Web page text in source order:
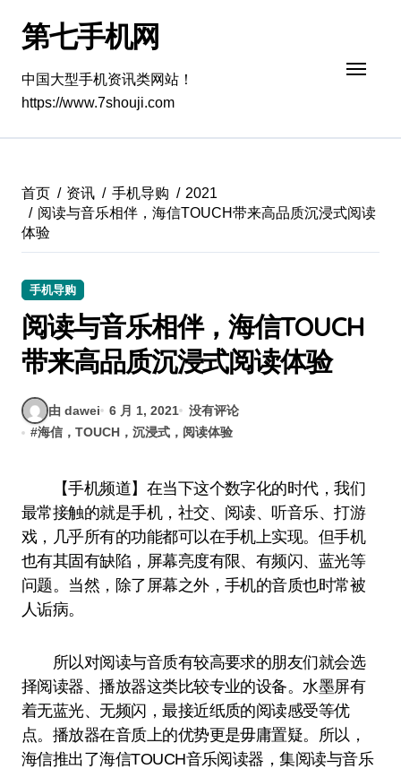
第七手机网
中国大型手机资讯类网站！
https://www.7shouji.com
首页 资讯 手机导购
2021
阅读与音乐相伴，海信TOUCH带来高品质沉浸式阅读
体验
手机导购
阅读与音乐相伴，海信TOUCH
带来高品质沉浸式阅读体验
由 dawei 6 月 1, 2021
没有评论
#海信，TOUCH，沉浸式，阅读体验
【手机频道】在当下这个数字化的时代，我们
最常接触的就是手机，社交、阅读、听音乐、打游
戏，几乎所有的功能都可以在手机上实现。但手机
也有其固有缺陷，屏幕亮度有限、有频闪、蓝光等
问题。当然，除了屏幕之外，手机的音质也时常被
人诟病。
所以对阅读与音质有较高要求的朋友们就会选
择阅读器、播放器这类比较专业的设备。水墨屏有
着无蓝光、无频闪，最接近纸质的阅读感受等优
点。播放器在音质上的优势更是毋庸置疑。所以，
海信推出了海信TOUCH音乐阅读器，集阅读与音乐